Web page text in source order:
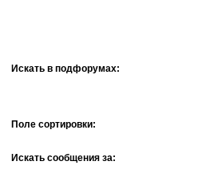
Искать в подфорумах:
Поле сортировки:
Искать сообщения за: